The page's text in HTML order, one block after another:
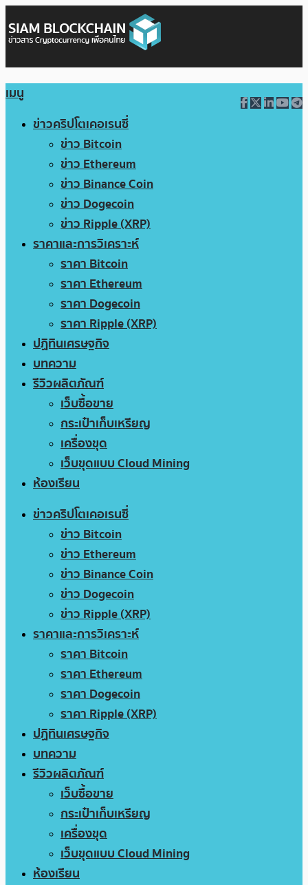
เมนู
ข่าวคริปโตเคอเรนซี่
ข่าว Bitcoin
ข่าว Ethereum
ข่าว Binance Coin
ข่าว Dogecoin
ข่าว Ripple (XRP)
ราคาและการวิเคราะห์
ราคา Bitcoin
ราคา Ethereum
ราคา Dogecoin
ราคา Ripple (XRP)
ปฏิทินเศรษฐกิจ
บทความ
รีวิวผลิตภัณฑ์
เว็บซื้อขาย
กระเป๋าเก็บเหรียญ
เครื่องขุด
เว็บขุดแบบ Cloud Mining
ห้องเรียน
ข่าวคริปโตเคอเรนซี่
ข่าว Bitcoin
ข่าว Ethereum
ข่าว Binance Coin
ข่าว Dogecoin
ข่าว Ripple (XRP)
ราคาและการวิเคราะห์
ราคา Bitcoin
ราคา Ethereum
ราคา Dogecoin
ราคา Ripple (XRP)
ปฏิทินเศรษฐกิจ
บทความ
รีวิวผลิตภัณฑ์
เว็บซื้อขาย
กระเป๋าเก็บเหรียญ
เครื่องขุด
เว็บขุดแบบ Cloud Mining
ห้องเรียน